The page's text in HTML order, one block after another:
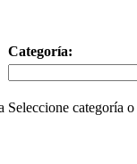
Categoría:
Seleccione categoría